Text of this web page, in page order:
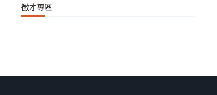
徵才專區